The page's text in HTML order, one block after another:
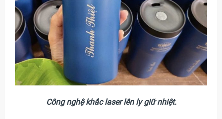
Công nghệ khắc laser lên ly giữ nhiệt.